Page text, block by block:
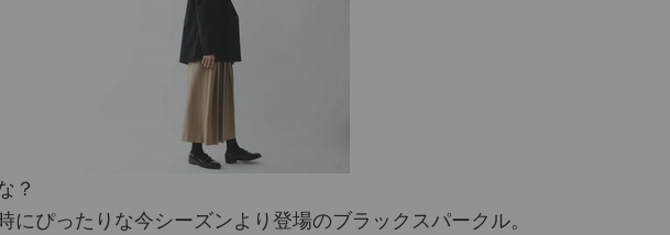
？
にぴったりな今シーズンより登場のブラックスパークル。